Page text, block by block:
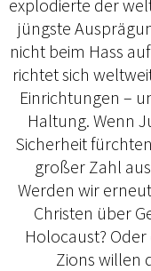
explodierte der
jüngste
nicht beim Hass
richtet sich
Einrichtungen –
Haltung. Wenn
Sicherheit
großer Zahl
Werden wir
Christen über
Holocaust?
Zions willen